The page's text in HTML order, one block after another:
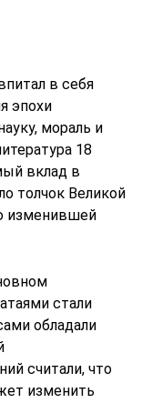
в себя
эпохи
мораль и
18
вклад в
толчок Великой
изменившей
стали
обладали
считали, что
изменить